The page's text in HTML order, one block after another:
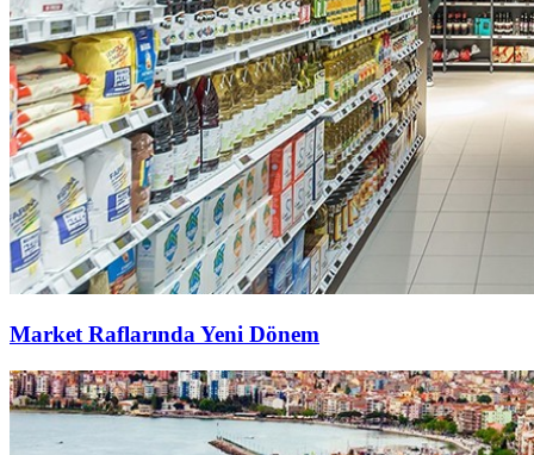
Market Raflarında Yeni Dönem